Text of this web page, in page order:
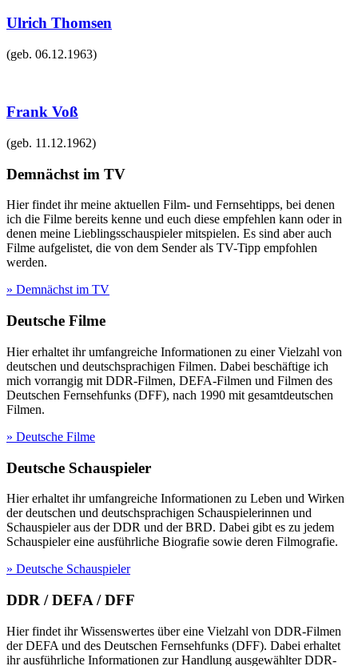
Ulrich Thomsen
(geb. 06.12.1963)
Frank Voß
(geb. 11.12.1962)
Demnächst im TV
Hier findet ihr meine aktuellen Film- und Fernsehtipps, bei denen
ich die Filme bereits kenne und euch diese empfehlen kann oder in
denen meine Lieblingsschauspieler mitspielen. Es sind aber auch
Filme aufgelistet, die von dem Sender als TV-Tipp empfohlen
werden.
» Demnächst im TV
Deutsche Filme
Hier erhaltet ihr umfangreiche Informationen zu einer Vielzahl von
deutschen und deutschsprachigen Filmen. Dabei beschäftige ich
mich vorrangig mit DDR-Filmen, DEFA-Filmen und Filmen des
Deutschen Fernsehfunks (DFF), nach 1990 mit gesamtdeutschen
Filmen.
» Deutsche Filme
Deutsche Schauspieler
Hier erhaltet ihr umfangreiche Informationen zu Leben und Wirken
der deutschen und deutschsprachigen Schauspielerinnen und
Schauspieler aus der DDR und der BRD. Dabei gibt es zu jedem
Schauspieler eine ausführliche Biografie sowie deren Filmografie.
» Deutsche Schauspieler
DDR / DEFA / DFF
Hier findet ihr Wissenswertes über eine Vielzahl von DDR-Filmen
der DEFA und des Deutschen Fernsehfunks (DFF). Dabei erhaltet
ihr ausführliche Informationen zur Handlung ausgewählter DDR-